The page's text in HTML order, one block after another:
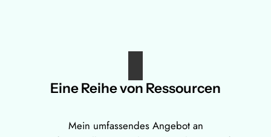
Eine Reihe von Ressourcen
Mein umfassendes Angebot an